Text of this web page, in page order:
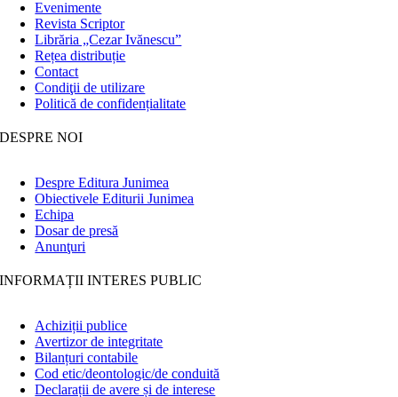
Evenimente
Revista Scriptor
Librăria „Cezar Ivănescu”
Rețea distribuție
Contact
Condiţii de utilizare
Politică de confidențialitate
DESPRE NOI
Despre Editura Junimea
Obiectivele Editurii Junimea
Echipa
Dosar de presă
Anunţuri
INFORMAȚII INTERES PUBLIC
Achiziții publice
Avertizor de integritate
Bilanțuri contabile
Cod etic/deontologic/de conduită
Declarații de avere și de interese